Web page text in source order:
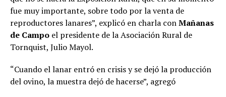
fue muy importante, sobre todo por la venta de
reproductores lanares”, explicó en charla conMañanas
de Campo el presidente de la Asociación Rural de
Tornquist, Julio Mayol.
“Cuando el lanar entró en crisis y se dejó la producción
del ovino, la muestra dejó de hacerse”, agregó